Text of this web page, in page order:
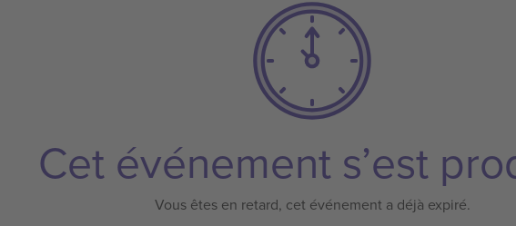
Cet événement s’est
Vous êtes en retard, cet événement a déjà expiré.